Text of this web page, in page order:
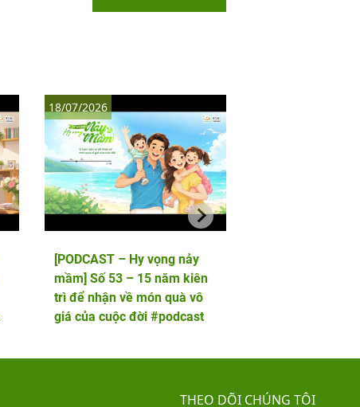
[PODCAST – Hy vọng nảy
mầm] Số 53 – 15 năm kiên
trì để nhận về món quà vô
giá của cuộc đời #podcast
18/07/2026
THEO DÕI CHÚNG TÔI